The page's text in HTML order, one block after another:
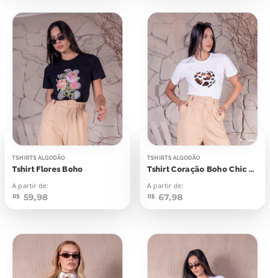
TSHIRTS ALGODÃO
Tshirt Flores Boho
A partir de:
R$ 59,98
TSHIRTS ALGODÃO
Tshirt Coração Boho Chic Aplicação
A partir de:
R$ 67,98